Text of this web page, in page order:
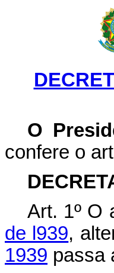
O
confere o
Art. 1º O
de l939,
1939 passa